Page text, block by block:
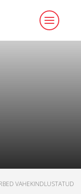
VAHEKINDLUSTATUD